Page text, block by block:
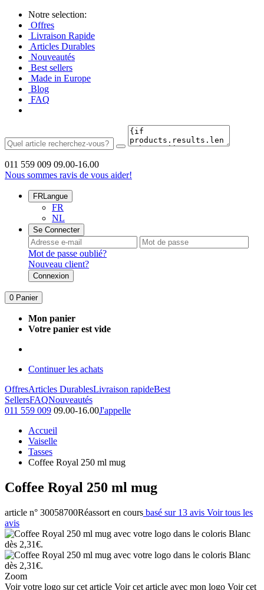
Notre selection:
Offres
Livraison Rapide
Articles Durables
Nouveautés
Best sellers
Made in Europe
Blog
FAQ
011 559 009 09.00-16.00
Nous sommes ravis de vous aider!
FRLangue
FR
NL
Se Connecter
Mot de passe oublié?
Nouveau client?
Connexion
0 Panier
Mon panier
Votre panier est vide
Continuer les achats
OffresArticles DurablesLivraison rapideBest
SellersFAQNouveautés
011 559 009 09.00-16.00J'appelle
Accueil
Vaiselle
Tasses
Coffee Royal 250 ml mug
Coffee Royal 250 ml mug
article n° 30058700Réassort en cours basé sur 13 avis Voir tous les
avis
Zoom
Voir votre logo sur cet article Voir cet article avec mon logo Voir cet